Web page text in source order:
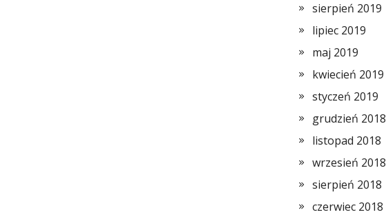
sierpień 2019
lipiec 2019
maj 2019
kwiecień 2019
styczeń 2019
grudzień 2018
listopad 2018
wrzesień 2018
sierpień 2018
czerwiec 2018